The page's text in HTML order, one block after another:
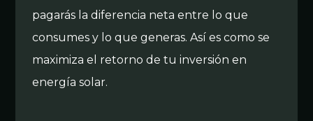
pagarás la diferencia neta entre lo que
consumes y lo que generas. Así es como se
maximiza el retorno de tu inversión en
energía solar.